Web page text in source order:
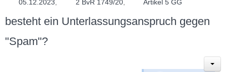
05.12.2023
2 BvR 1749/20, Artikel 5 GG
besteht ein Unterlassungsanspruch gegen
"Spam"?